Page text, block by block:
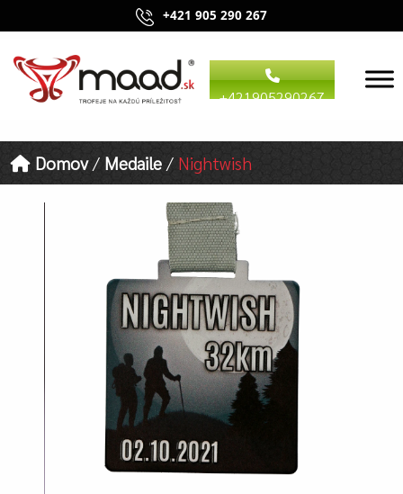
+421 905 290 267
+421905290267
Domov/ Medaile / Nightwish